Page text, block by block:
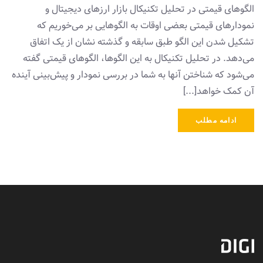
الگوهای قیمتی در تحلیل تکنیکال بازار ارزهای دیجیتال و
نمودار‌های قیمتی بعضی اوقات به الگو‌هایی بر می‌خوریم که
تشکیل شدن ‌این الگو طبق سابقه و گذشته نشان از‌ یک اتفاق
می‌دهد. در تحلیل تکنیکال به‌ این الگو‌ها، الگو‌های قیمتی گفته
می‌شود که شناختن آنها به شما در بررسی نمودار و پیش‌بینی آینده
آن کمک خواهد[...]
ادامه مطلب